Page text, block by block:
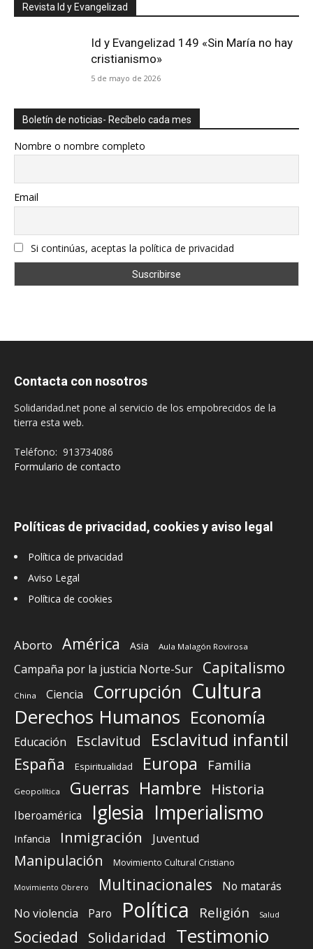
Revista Id y Evangelizad
Id y Evangelizad 149 «Sin María no hay
cristianismo»
5 de mayo de 2026
Boletín de noticias- Recíbelo cada mes
Nombre o nombre completo
Email
Si continúas, aceptas la política de privacidad
Contacta con nosotros
Solidaridad.net pone al servicio de los empobrecidos de la
tierra esta web.
Teléfono: 913734086
Formulario de contacto
Políticas de privacidad, cookies y aviso legal
Política de privacidad
Aviso Legal
Política de cookies
Aborto América Asia Aula Malagón Rovirosa
Campaña por la justicia Norte-Sur Capitalismo
China Ciencia Corrupción Cultura
Derechos Humanos Economía
Educación Esclavitud Esclavitud infantil
España Espiritualidad Europa Familia
Geopolítica Guerras Hambre Historia
Iberoamérica Iglesia Imperialismo
Infancia Inmigración Juventud
Manipulación Movimiento Cultural Cristiano
Movimiento Obrero Multinacionales
No matarás
No violencia
Paro Política Religión Salud
Sociedad Solidaridad Testimonio